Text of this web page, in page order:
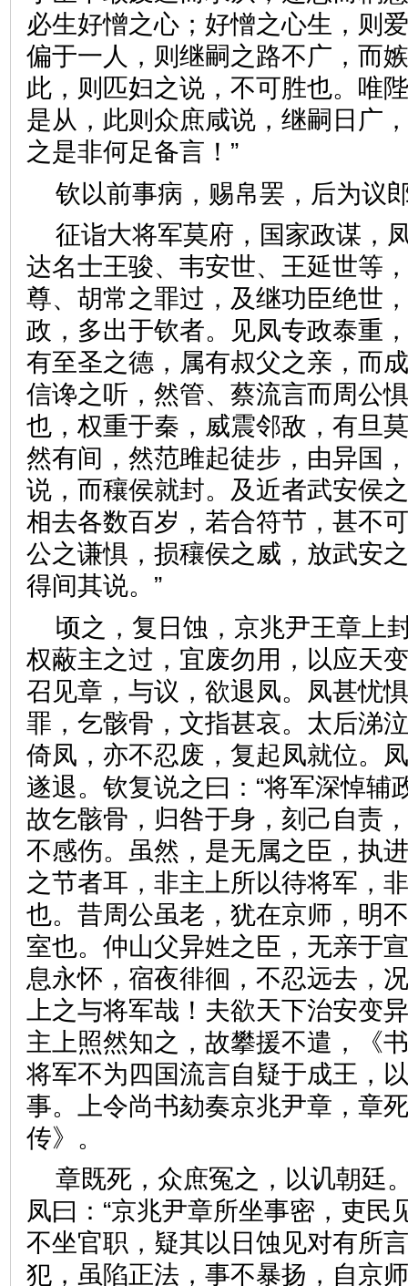
必生好憎之心；好憎之心生，则
偏于一人，则继嗣之路不广，而
此，则匹妇之说，不可胜也。唯
是从，此则众庶咸说，继嗣日广
之是非何足备言！”
钦以前事病，赐帛罢，后为
征诣大将军莫府，国家政谋，
达名士王骏、韦安世、王延世等
尊、胡常之罪过，及继功臣绝世
政，多出于钦者。见凤专政泰重
有至圣之德，属有叔父之亲，而
信谗之听，然管、蔡流言而周公
也，权重于秦，威震邻敌，有旦
然有间，然范雎起徒步，由异国
说，而穰侯就封。及近者武安侯
相去各数百岁，若合符节，甚不
公之谦惧，损穰侯之威，放武安
得间其说。”
顷之，复日蚀，京兆尹王章上
权蔽主之过，宜废勿用，以应天
召见章，与议，欲退凤。凤甚忧
罪，乞骸骨，文指甚哀。太后涕
倚凤，亦不忍废，复起凤就位。
遂退。钦复说之曰：“将军深悼辅
故乞骸骨，归咎于身，刻己自责
不感伤。虽然，是无属之臣，执
之节者耳，非主上所以待将军，
也。昔周公虽老，犹在京师，明
室也。仲山父异姓之臣，无亲于
息永怀，宿夜徘徊，不忍远去，
上之与将军哉！夫欲天下治安变
主上照然知之，故攀援不遣，《
将军不为四国流言自疑于成王，
事。上令尚书劾奏京兆尹章，章
传》。
章既死，众庶冤之，以讥朝廷
凤曰：“京兆尹章所坐事密，吏民
不坐官职，疑其以日蚀见对有所
犯，虽陷正法，事不暴扬，自京